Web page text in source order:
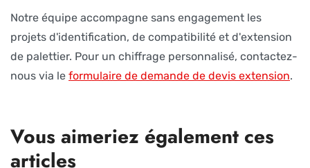
Notre équipe accompagne sans engagement les
projets d'identification, de compatibilité et d'extension
de palettier. Pour un chiffrage personnalisé, contactez-
nous via le formulaire de demande de devis extension.
Vous aimeriez également ces
articles